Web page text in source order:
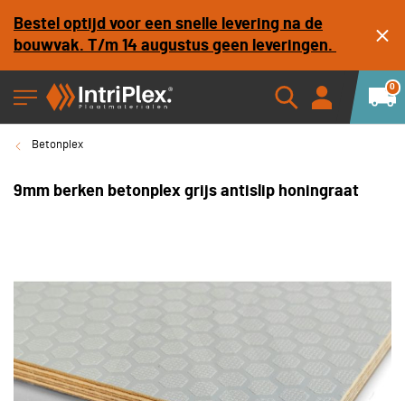
Bestel optijd voor een snelle levering na de
bouwvak. T/m 14 augustus geen leveringen.
0
Betonplex
9mm berken betonplex grijs antislip honingraat